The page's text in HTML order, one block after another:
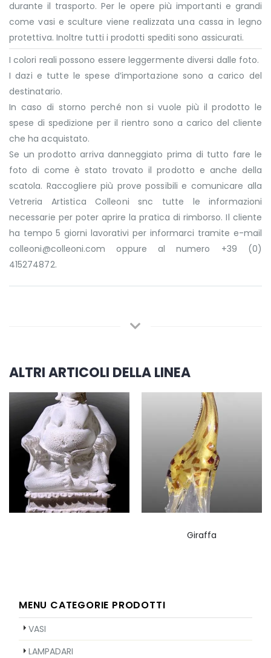
durante il trasporto. Per le opere più importanti e grandi
come vasi e sculture viene realizzata una cassa in legno
protettiva. Inoltre tutti i prodotti spediti sono assicurati.
I colori reali possono essere leggermente diversi dalle foto.
I dazi e tutte le spese d’importazione sono a carico del
destinatario.
In caso di storno perché non si vuole più il prodotto le
spese di spedizione per il rientro sono a carico del cliente
che ha acquistato.
Se un prodotto arriva danneggiato prima di tutto fare le
foto di come è stato trovato il prodotto e anche della
scatola. Raccogliere più prove possibili e comunicare alla
Vetreria Artistica Colleoni snc tutte le informazioni
necessarie per poter aprire la pratica di rimborso. Il cliente
ha tempo 5 giorni lavorativi per informarci tramite e-mail
colleoni@colleoni.com oppure al numero +39 (0)
415274872.
ALTRI ARTICOLI DELLA LINEA
Giraffa
MENU CATEGORIE PRODOTTI
VASI
LAMPADARI